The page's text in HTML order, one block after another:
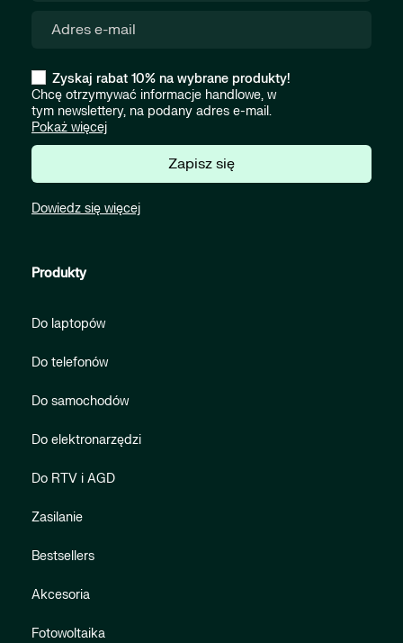
Zyskaj rabat 10% na wybrane produkty!
Chcę otrzymywać informacje handlowe, w
tym newslettery, na podany adres e-mail.
Pokaż więcej
Zapisz się
Dowiedz się więcej
Produkty
Do laptopów
Do telefonów
Do samochodów
Do elektronarzędzi
Do RTV i AGD
Zasilanie
Bestsellers
Akcesoria
Fotowoltaika